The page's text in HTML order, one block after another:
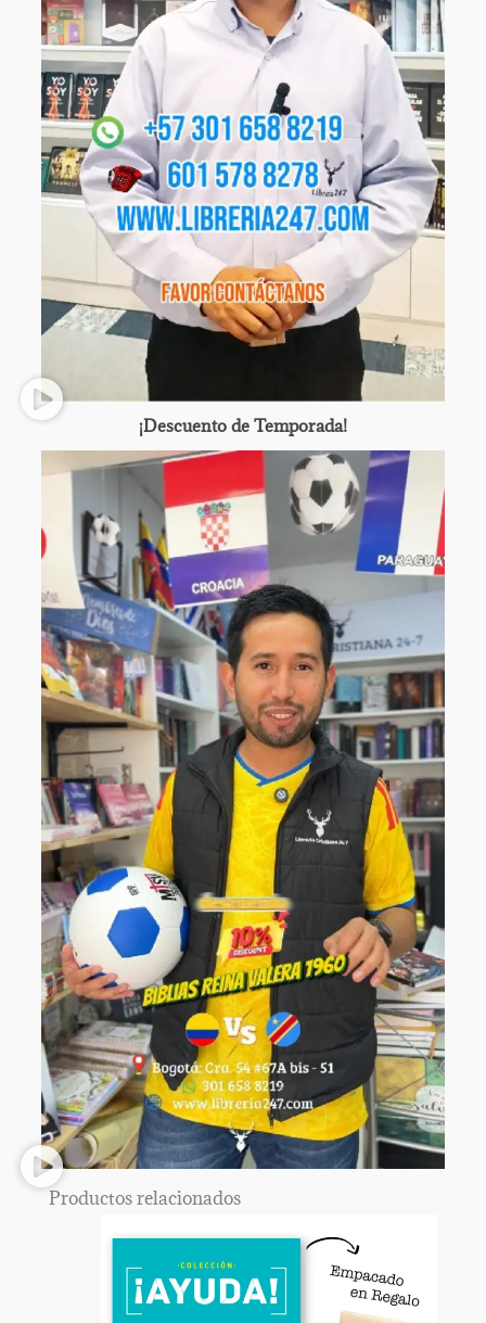
¡Descuento de Temporada!
Productos relacionados